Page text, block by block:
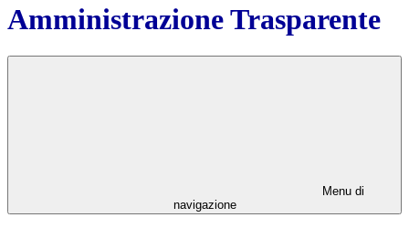
Amministrazione Trasparente
Menu di
navigazione